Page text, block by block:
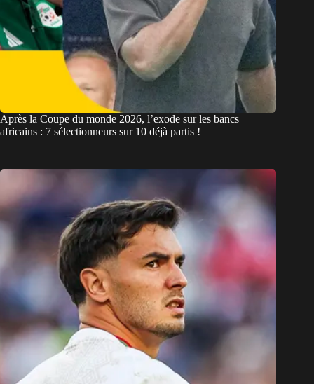
Après la Coupe du monde 2026, l’exode sur les bancs
africains : 7 sélectionneurs sur 10 déjà partis !